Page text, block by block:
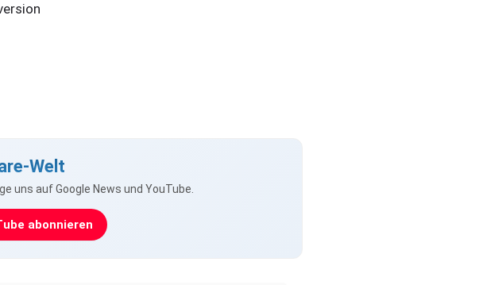
Welt
uns auf Google News und YouTube.
abonnieren